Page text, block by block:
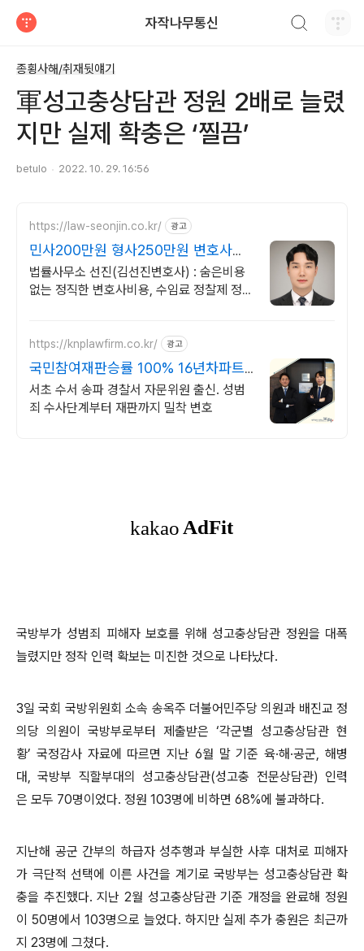
자작나무통신
종횡사해/취재뒷얘기
軍성고충상담관 정원 2배로 늘렸
지만 실제 확충은 ‘찔끔’
betulo 2022. 10. 29. 16:56
https://law-seonjin.co.kr/ 광고
민사200만원 형사250만원 변호사선
임비용 수임료 정찰제
법률사무소 선진(김선진변호사) : 숨은비용
없는 정직한 변호사비용, 수임료 정찰제 정직
https://knplawfirm.co.kr/ 광고
국민참여재판승률 100% 16년차파트
너변호사 직접상담
서초 수서 송파 경찰서 자문위원 출신. 성범
죄 수사단계부터 재판까지 밀착 변호
국방부가 성범죄 피해자 보호를 위해 성고충상담관 정원을 대폭
늘렸지만 정작 인력 확보는 미진한 것으로 나타났다.
3일 국회 국방위원회 소속 송옥주 더불어민주당 의원과 배진교 정
의당 의원이 국방부로부터 제출받은 ‘각군별 성고충상담관 현
황’ 국정감사 자료에 따르면 지난 6월 말 기준 육·해·공군, 해병
대, 국방부 직할부대의 성고충상담관(성고충 전문상담관) 인력
은 모두 70명이었다. 정원 103명에 비하면 68%에 불과하다.
지난해 공군 간부의 하급자 성추행과 부실한 사후 대처로 피해자
가 극단적 선택에 이른 사건을 계기로 국방부는 성고충상담관 확
충을 추진했다. 지난 2월 성고충상담관 기준 개정을 완료해 정원
이 50명에서 103명으로 늘었다. 하지만 실제 추가 충원은 최근까
지 23명에 그쳤다.